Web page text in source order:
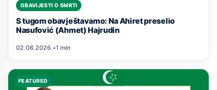
OBAVIJESTI O SMRTI
S tugom obavještavamo: Na Ahiret preselio
Nasufović (Ahmet) Hajrudin
02.08.2026.•1 min
FEATURED